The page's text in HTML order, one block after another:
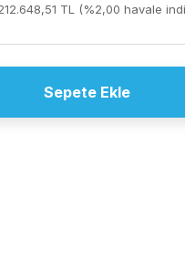
TL (%2,00 havale
Sepete Ekle